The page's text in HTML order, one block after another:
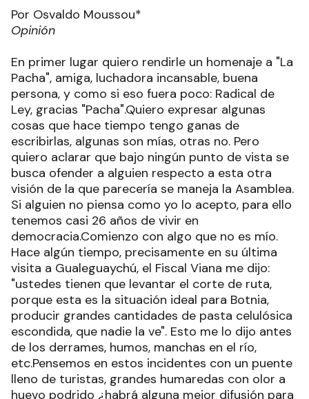
Por Osvaldo Moussou*
Opinión
En primer lugar quiero rendirle un homenaje a "La
Pacha", amiga, luchadora incansable, buena
persona, y como si eso fuera poco: Radical de
Ley, gracias "Pacha".Quiero expresar algunas
cosas que hace tiempo tengo ganas de
escribirlas, algunas son mías, otras no. Pero
quiero aclarar que bajo ningún punto de vista se
busca ofender a alguien respecto a esta otra
visión de la que parecería se maneja la Asamblea.
Si alguien no piensa como yo lo acepto, para ello
tenemos casi 26 años de vivir en
democracia.Comienzo con algo que no es mío.
Hace algún tiempo, precisamente en su última
visita a Gualeguaychú, el Fiscal Viana me dijo:
"ustedes tienen que levantar el corte de ruta,
porque esta es la situación ideal para Botnia,
producir grandes cantidades de pasta celulósica
escondida, que nadie la ve". Esto me lo dijo antes
de los derrames, humos, manchas en el río,
etc.Pensemos en estos incidentes con un puente
lleno de turistas, grandes humaredas con olor a
huevo podrido ¿habrá alguna mejor difusión para